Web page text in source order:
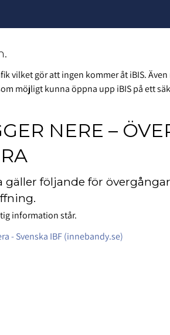
vilket gör att ingen kommer åt iBIS.
möjligt kunna öppna upp iBIS på ett
NERE –
följande för
information står.
- Svenska IBF (innebandy.se)